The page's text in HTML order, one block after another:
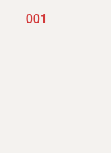
001